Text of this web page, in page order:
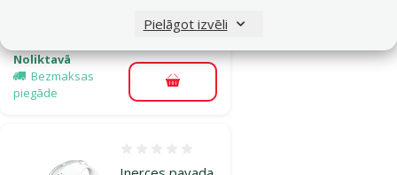
Pielāgot izvēli
Cena
59,98 €
Noliktavā
Bezmaksas
piegāde
Pievienot grozam